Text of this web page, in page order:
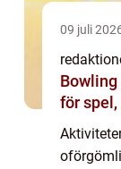
09 juli
Bowling sala en
för